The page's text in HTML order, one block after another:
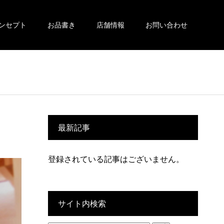
セプト お品書き 店舗情報 お問い合わせ
最新記事
登録されている記事はございません。
サイト内検索